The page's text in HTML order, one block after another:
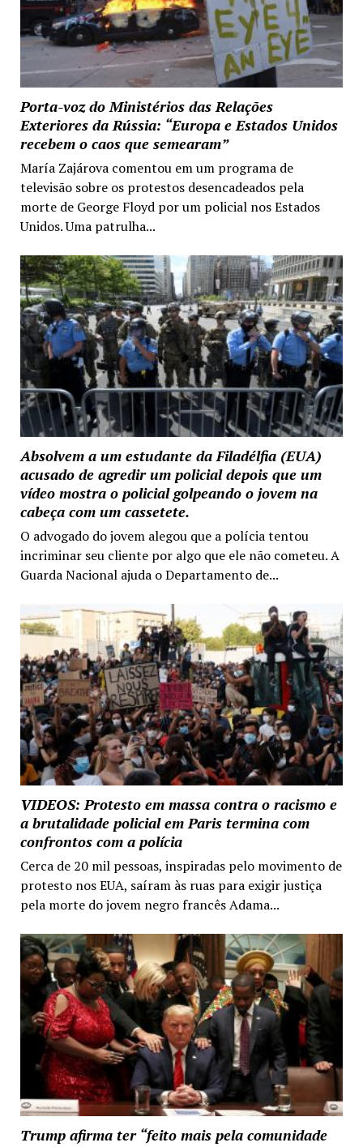
Porta-voz do Ministérios das Relações
Exteriores da Rússia: “Europa e Estados Unidos
recebem o caos que semearam”
María Zajárova comentou em um programa de
televisão sobre os protestos desencadeados pela
morte de George Floyd por um policial nos Estados
Unidos. Uma patrulha...
Absolvem a um estudante da Filadélfia (EUA)
acusado de agredir um policial depois que um
vídeo mostra o policial golpeando o jovem na
cabeça com um cassetete.
O advogado do jovem alegou que a polícia tentou
incriminar seu cliente por algo que ele não cometeu. A
Guarda Nacional ajuda o Departamento de...
VIDEOS: Protesto em massa contra o racismo e
a brutalidade policial em Paris termina com
confrontos com a polícia
Cerca de 20 mil pessoas, inspiradas pelo movimento de
protesto nos EUA, saíram às ruas para exigir justiça
pela morte do jovem negro francês Adama...
Trump afirma ter “feito mais pela comunidade